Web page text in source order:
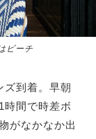
ビーチ
ズ到着。早朝
時間で時差ボ
がなかなか出